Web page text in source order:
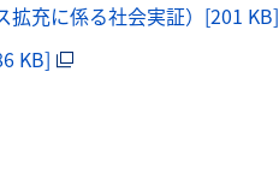
充に係る社会実証）[201 KB]
KB]